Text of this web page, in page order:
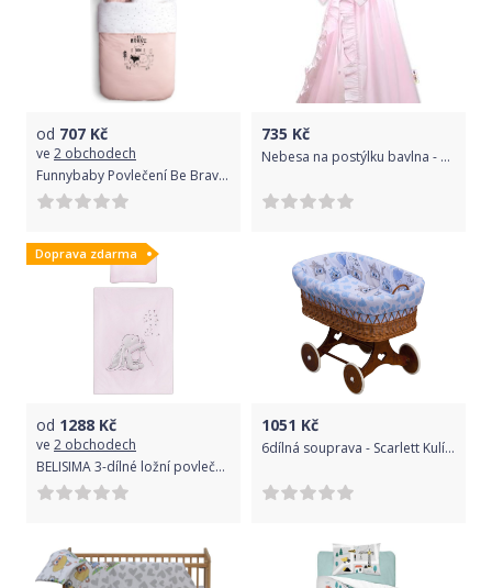
od 707 Kč
ve 2 obchodech
Funnybaby Povlečení Be Brave Powder 100 x 135 cm/60 x 40 cm
735 Kč
Nebesa na postýlku bavlna - MAŠLE růžová - BabyNellys
Doprava zdarma
od 1288 Kč
ve 2 obchodech
BELISIMA 3-dílné ložní povlečení Belisima ANDRE 90/120 růžové Růžová
1051 Kč
6dílná souprava - Scarlett Kulíšek do proutěného koše - modrá